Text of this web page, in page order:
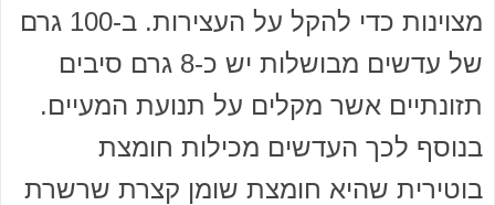
מצוינות כדי להקל על העצירות. ב-100 גרם
של עדשים מבושלות יש כ-8 גרם סיבים
תזונתיים אשר מקלים על תנועת המעיים.
בנוסף לכך העדשים מכילות חומצת
בוטירית שהיא חומצת שומן קצרת שרשרת